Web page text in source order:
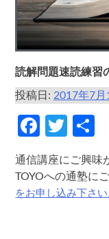
読解問題速読練習
投稿日:2017年7月
通信講座にご興味
TOYOへの通塾に
をお申し込み下さい